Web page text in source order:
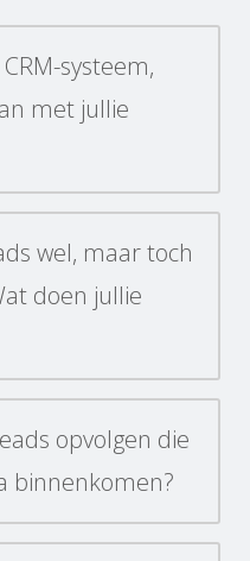
systeem,
met jullie
wel, maar toch
doen jullie
opvolgen die
binnenkomen?